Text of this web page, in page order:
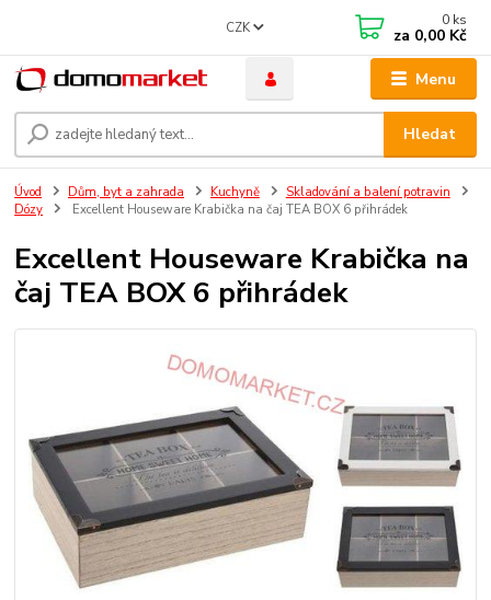
Menu
CZK
Hledat
0 ks
za 0,00 Kč
Úvod Dům, byt a zahrada Kuchyně
Skladování a balení potravin
Dózy
Excellent Houseware Krabička na čaj TEA BOX 6 přihrádek
Excellent Houseware Krabička na
čaj TEA BOX 6 přihrádek